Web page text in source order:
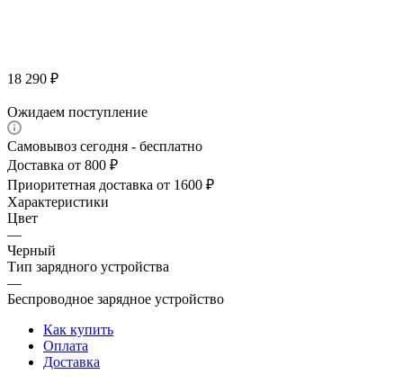
18 290 ₽
Ожидаем поступление
Самовывоз сегодня - бесплатно
Доставка от 800 ₽
Приоритетная доставка от 1600 ₽
Характеристики
Цвет
—
Черный
Тип зарядного устройства
—
Беспроводное зарядное устройство
Как купить
Оплата
Доставка